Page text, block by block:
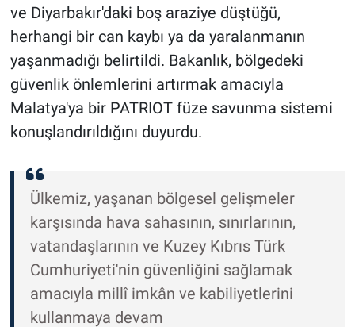
ve Diyarbakır'daki boş araziye düştüğü,
herhangi bir can kaybı ya da yaralanmanın
yaşanmadığı belirtildi. Bakanlık, bölgedeki
güvenlik önlemlerini artırmak amacıyla
Malatya'ya bir PATRIOT füze savunma sistemi
konuşlandırıldığını duyurdu.
Ülkemiz, yaşanan bölgesel gelişmeler
karşısında hava sahasının, sınırlarının,
vatandaşlarının ve Kuzey Kıbrıs Türk
Cumhuriyeti'nin güvenliğini sağlamak
amacıyla millî imkân ve kabiliyetlerini
kullanmaya devam